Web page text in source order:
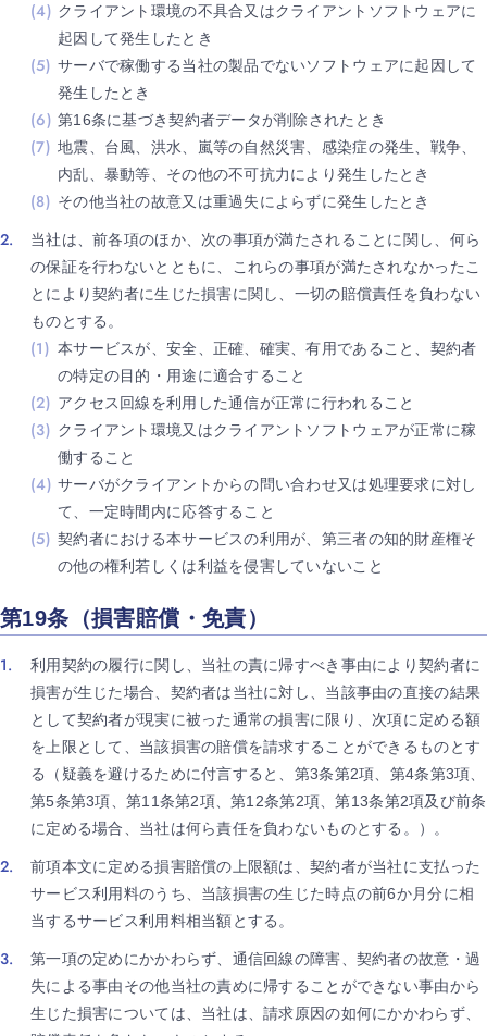
クライアント環境の不具合又はクライアントソフトウェアに
起因して発生したとき
サーバで稼働する当社の製品でないソフトウェアに起因して
発生したとき
第16条に基づき契約者データが削除されたとき
地震、台風、洪水、嵐等の自然災害、感染症の発生、戦争、
内乱、暴動等、その他の不可抗力により発生したとき
その他当社の故意又は重過失によらずに発生したとき
当社は、前各項のほか、次の事項が満たされることに関し、何ら
の保証を行わないとともに、これらの事項が満たされなかったこ
とにより契約者に生じた損害に関し、一切の賠償責任を負わない
ものとする。
本サービスが、安全、正確、確実、有用であること、契約者
の特定の目的・用途に適合すること
アクセス回線を利用した通信が正常に行われること
クライアント環境又はクライアントソフトウェアが正常に稼
働すること
サーバがクライアントからの問い合わせ又は処理要求に対し
て、一定時間内に応答すること
契約者における本サービスの利用が、第三者の知的財産権そ
の他の権利若しくは利益を侵害していないこと
第19条（損害賠償・免責）
利用契約の履行に関し、当社の責に帰すべき事由により契約者に
損害が生じた場合、契約者は当社に対し、当該事由の直接の結果
として契約者が現実に被った通常の損害に限り、次項に定める額
を上限として、当該損害の賠償を請求することができるものとす
る（疑義を避けるために付言すると、第3条第2項、第4条第3項、
第5条第3項、第11条第2項、第12条第2項、第13条第2項及び前条
に定める場合、当社は何ら責任を負わないものとする。）。
前項本文に定める損害賠償の上限額は、契約者が当社に支払った
サービス利用料のうち、当該損害の生じた時点の前6か月分に相
当するサービス利用料相当額とする。
第一項の定めにかかわらず、通信回線の障害、契約者の故意・過
失による事由その他当社の責めに帰することができない事由から
生じた損害については、当社は、請求原因の如何にかかわらず、